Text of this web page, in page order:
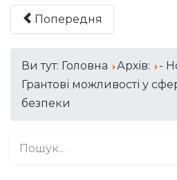
Попередня
Ви тут: Головна Архів:
-
Грантові можливості у
безпеки